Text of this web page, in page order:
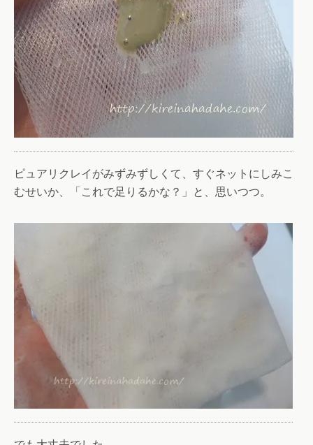
ピュアリクレイがみずみずしくて、すぐネットにしみこ
むせいか、「これで足りるかな？」と、思いつつ。